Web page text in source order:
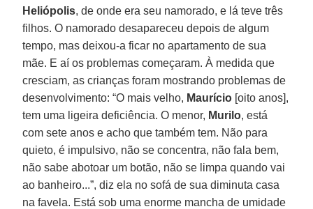
Heliópolis, de onde era seu namorado, e lá teve três
filhos. O namorado desapareceu depois de algum
tempo, mas deixou-a ficar no apartamento de sua
mãe. E aí os problemas começaram. À medida que
cresciam, as crianças foram mostrando problemas de
desenvolvimento: “O mais velho, Maurício [oito anos],
tem uma ligeira deficiência. O menor, Murilo, está
com sete anos e acho que também tem. Não para
quieto, é impulsivo, não se concentra, não fala bem,
não sabe abotoar um botão, não se limpa quando vai
ao banheiro...”, diz ela no sofá de sua diminuta casa
na favela. Está sob uma enorme mancha de umidade